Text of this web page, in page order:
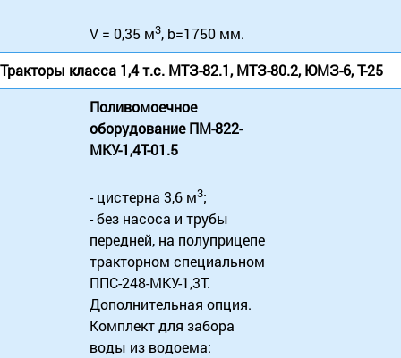
V = 0,35 м3, b=1750 мм.
Тракторы класса 1,4 т.с. МТЗ-82.1, МТЗ-80.2, ЮМЗ-6, Т-25
Поливомоечное
оборудование ПМ-822-
МКУ-1,4Т-01.5
- цистерна 3,6 м3;
- без насоса и трубы
передней, на полуприцепе
тракторном специальном
ППС-248-МКУ-1,3Т.
Дополнительная опция.
Комплект для забора
воды из водоема: